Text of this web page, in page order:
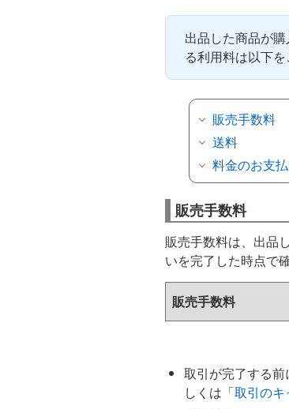
出品した商品が
る利用料は以下を
販売手数料
送料
料金のお支
販売手数料
販売手数料は、出品
いを完了した時点で
販売手数料
取引が完了する
しくは「取引の